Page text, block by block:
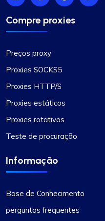
Compre proxies
Preços proxy
Proxies SOCKS5
Proxies HTTP/S
Proxies estáticos
Proxies rotativos
Teste de procuração
Informação
Base de Conhecimento
perguntas frequentes